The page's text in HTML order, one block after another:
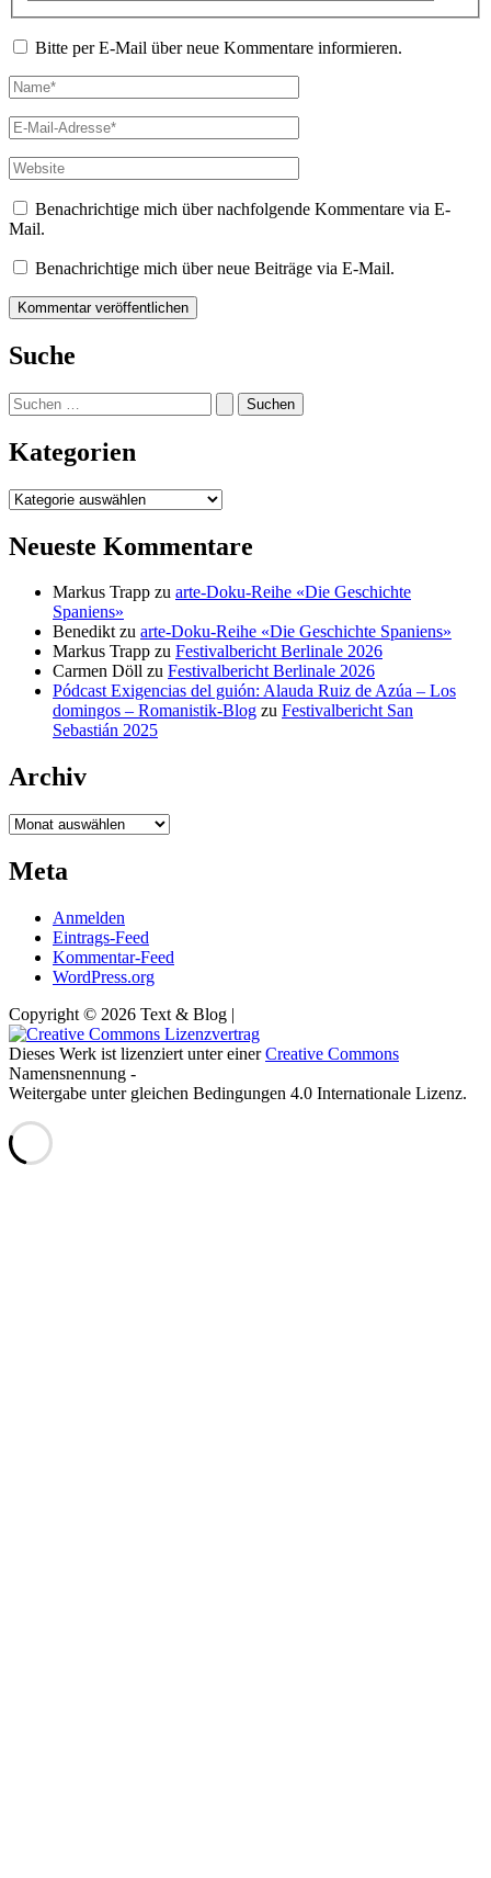
Bitte per E-Mail über neue Kommentare informieren.
Name*
E-
Mail-
Adresse*
Website
Benachrichtige mich über nachfolgende Kommentare via E-
Mail.
Benachrichtige mich über neue Beiträge via E-Mail.
Suche
Suchen
nach:
Kategorien
Kategorien
Neueste Kommentare
Markus Trapp zu arte-Doku-Reihe «Die Geschichte
Spaniens»
Benediktzu arte-Doku-Reihe «Die Geschichte Spaniens»
Markus Trapp zu Festivalbericht Berlinale 2026
Carmen Döll zu Festivalbericht Berlinale 2026
Pódcast Exigencias del guión: Alauda Ruiz de Azúa – Los
domingos – Romanistik-Blog zu Festivalbericht San
Sebastián 2025
Archiv
Archiv
Meta
Anmelden
Eintrags-Feed
Kommentar-Feed
WordPress.org
Copyright © 2026 Text & Blog |
Dieses Werk ist lizenziert unter einerCreative Commons
Namensnennung -
Weitergabe unter gleichen Bedingungen 4.0 Internationale Lizenz.